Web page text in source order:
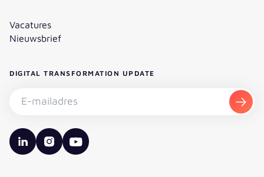
Vacatures
Nieuwsbrief
DIGITAL TRANSFORMATION UPDATE
valantic LinkedIn
valantic Instagram
valantic YouTube